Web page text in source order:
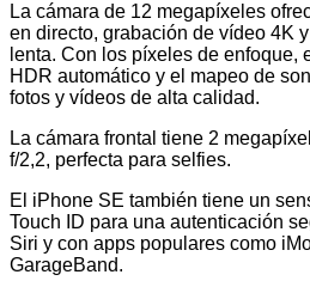
La cámara de 12 megapíxeles
en directo, grabación de vídeo 4K
lenta. Con los píxeles de enfoque,
HDR automático y el mapeo de
fotos y vídeos de alta calidad.
La cámara frontal tiene 2
f/2,2, perfecta para selfies.
El iPhone SE también tiene un
Touch ID para una autenticación
Siri y con apps populares como
GarageBand.